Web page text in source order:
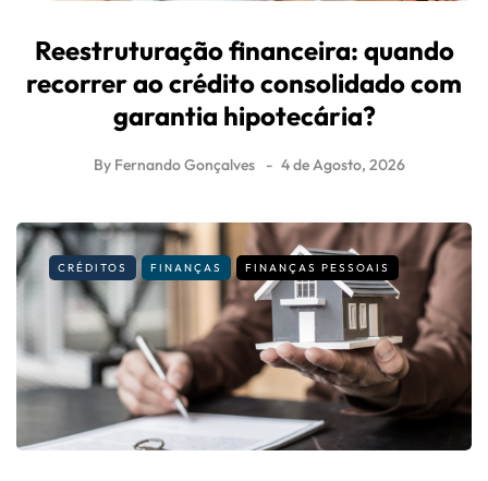
Reestruturação financeira: quando
recorrer ao crédito consolidado com
garantia hipotecária?
By Fernando Gonçalves 4 de Agosto, 2026
CRÉDITOS FINANÇAS FINANÇAS PESSOAIS